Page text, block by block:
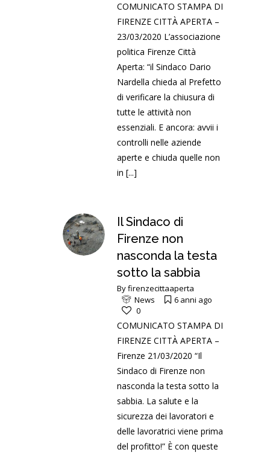
COMUNICATO STAMPA DI
FIRENZE CITTÀ APERTA –
23/03/2020 L’associazione
politica Firenze Città
Aperta: “il Sindaco Dario
Nardella chieda al Prefetto
di verificare la chiusura di
tutte le attività non
essenziali. E ancora: avvii i
controlli nelle aziende
aperte e chiuda quelle non
in [...]
Il Sindaco di
Firenze non
nasconda la testa
sotto la sabbia
Byfirenzecittaaperta
News
6 anni ago
0
COMUNICATO STAMPA DI
FIRENZE CITTÀ APERTA –
Firenze 21/03/2020 “Il
Sindaco di Firenze non
nasconda la testa sotto la
sabbia. La salute e la
sicurezza dei lavoratori e
delle lavoratrici viene prima
del profitto!” È con queste